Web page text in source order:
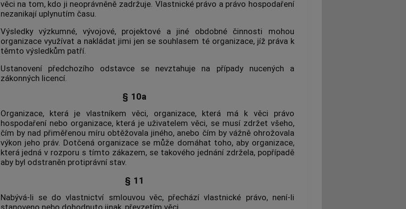
věci na tom, kdo ji neoprávněně zadržuje. Vlastnické právo a právo hospodaření
nezanikají uplynutím času.
Výsledky výzkumné, vývojové, projektové a jiné obdobné činnosti mohou
organizace využívat a nakládat jimi jen se souhlasem té organizace, jíž práva k
těmto výsledkům patří.
Ustanovení předchozího odstavce se nevztahuje na případy nucených a
zákonných licencí.
§ 10a
Organizace, která je vlastníkem věci, organizace, která má k věci právo
hospodaření nebo organizace, která je uživatelem věci, se musí zdržet všeho,
čím by nad přiměřenou míru obtěžovala jiného, anebo čím by vážně ohrožovala
výkon jeho práv. Dotčená organizace se může domáhat toho, aby organizace,
která jedná v rozporu s tímto zákazem, se takového jednání zdržela, popřípadě
aby byl odstraněn protiprávní stav.
§ 11
Nabývá-li se do vlastnictví smlouvou věc, přechází vlastnické právo, není-li
stanoveno nebo dohodnuto jinak, převzetím věci.